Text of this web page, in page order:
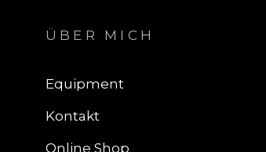
ÜBER MICH
Equipment
Kontakt
Online Shop